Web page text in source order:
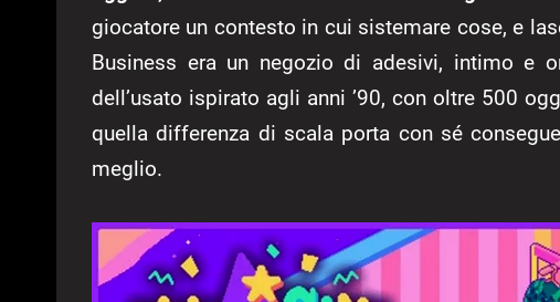
giocatore un contesto in cui sistemare cose, e
Business era un negozio di adesivi, intimo e
dell’usato ispirato agli anni ’90, con oltre 500
quella differenza di scala porta con sé
meglio.